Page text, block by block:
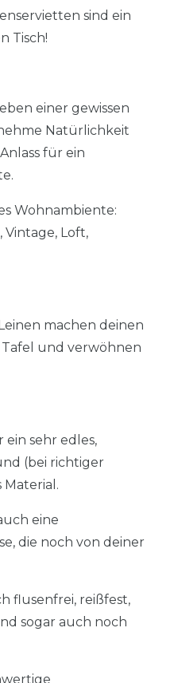
sind ein
Tisch!
einer gewissen
Natürlichkeit
für ein
Wohnambiente:
Vintage, Loft,
machen deinen
und verwöhnen
ein sehr edles,
(bei richtiger
eine
die noch von deiner
flusenfrei, reißfest,
sogar auch noch